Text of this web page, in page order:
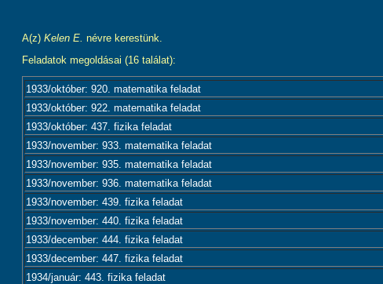
A(z) Kelen E. névre kerestünk.
Feladatok megoldásai (16 találat):
1933/október: 920. matematika feladat
1933/október: 922. matematika feladat
1933/október: 437. fizika feladat
1933/november: 933. matematika feladat
1933/november: 935. matematika feladat
1933/november: 936. matematika feladat
1933/november: 439. fizika feladat
1933/november: 440. fizika feladat
1933/december: 444. fizika feladat
1933/december: 447. fizika feladat
1934/január: 443. fizika feladat